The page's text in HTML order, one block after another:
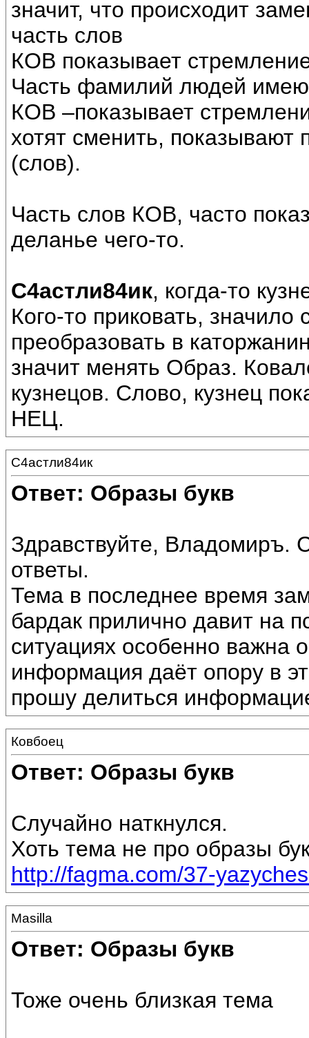
значит, что происходит
часть слов
КОВ показывает
Часть фамилий людей
КОВ –показывает
хотят сменить,
(слов).
Часть слов КОВ, часто
деланье чего-то.
С4астли84ик, когда-то
Кого-то приковать,
преобразовать в
значит менять Образ.
кузнецов. Слово, кузнец
НЕЦ.
С4астли84ик
Ответ: Образы букв
Здравствуйте, Владомиръ.
ответы.
Тема в последнее время
бардак прилично давит на
ситуациях особенно важна
информация даёт опору в
прошу делиться
Ковбоец
Ответ: Образы букв
Случайно наткнулся.
Хоть тема не про образы
http://fagma.com/37-
Masilla
Ответ: Образы букв
Тоже очень близкая тема